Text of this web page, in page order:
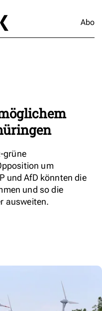
Abo
grüne
um
und AfD könnten die
und so die
ausweiten.